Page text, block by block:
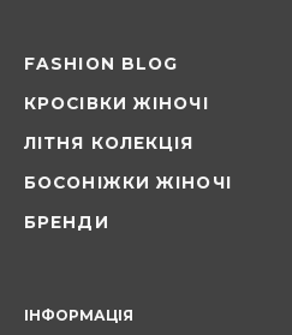
FASHION BLOG
КРОСІВКИ ЖІНОЧІ
ЛІТНЯ КОЛЕКЦІЯ
БОСОНІЖКИ ЖІНОЧІ
БРЕНДИ
ІНФОРМАЦІЯ